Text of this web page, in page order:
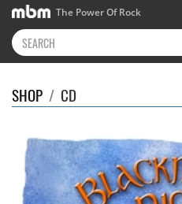
The Power Of Rock
SHOP / CD